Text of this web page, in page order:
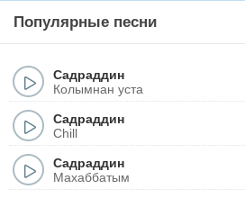
Популярные песни
Садраддин
Колымнан уста
Садраддин
Chill
Садраддин
Махаббатым